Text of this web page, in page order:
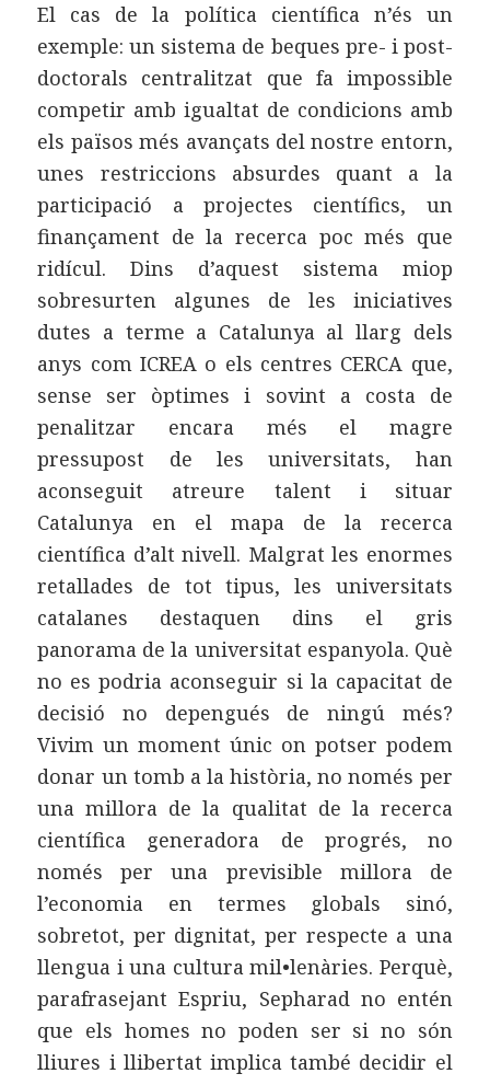
El cas de la política científica n’és un
exemple: un sistema de beques pre- i post-
doctorals centralitzat que fa impossible
competir amb igualtat de condicions amb
els països més avançats del nostre entorn,
unes restriccions absurdes quant a la
participació a projectes científics, un
finançament de la recerca poc més que
ridícul. Dins d’aquest sistema miop
sobresurten algunes de les iniciatives
dutes a terme a Catalunya al llarg dels
anys com ICREA o els centres CERCA que,
sense ser òptimes i sovint a costa de
penalitzar encara més el magre
pressupost de les universitats, han
aconseguit atreure talent i situar
Catalunya en el mapa de la recerca
científica d’alt nivell. Malgrat les enormes
retallades de tot tipus, les universitats
catalanes destaquen dins el gris
panorama de la universitat espanyola. Què
no es podria aconseguir si la capacitat de
decisió no depengués de ningú més?
Vivim un moment únic on potser podem
donar un tomb a la història, no només per
una millora de la qualitat de la recerca
científica generadora de progrés, no
només per una previsible millora de
l’economia en termes globals sinó,
sobretot, per dignitat, per respecte a una
llengua i una cultura mil•lenàries. Perquè,
parafrasejant Espriu, Sepharad no entén
que els homes no poden ser si no són
lliures i llibertat implica també decidir el